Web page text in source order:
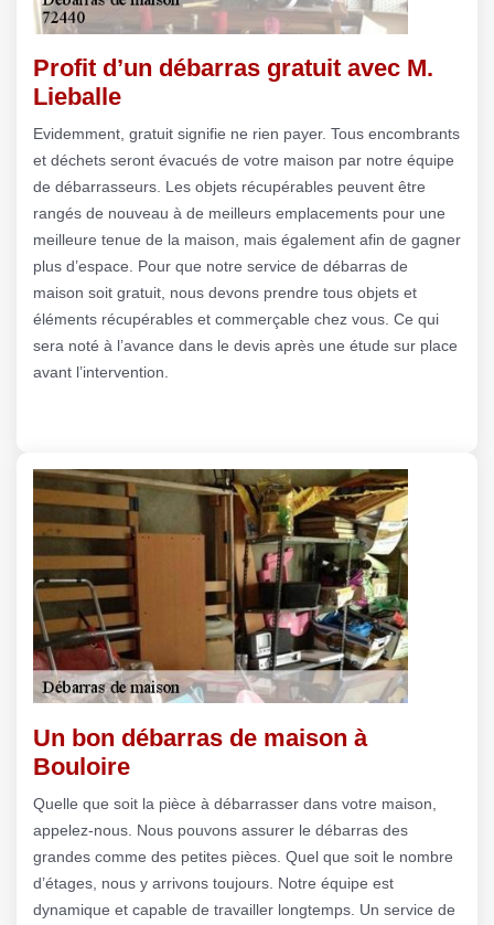
Profit d’un débarras gratuit avec M.
Lieballe
Evidemment, gratuit signifie ne rien payer. Tous encombrants
et déchets seront évacués de votre maison par notre équipe
de débarrasseurs. Les objets récupérables peuvent être
rangés de nouveau à de meilleurs emplacements pour une
meilleure tenue de la maison, mais également afin de gagner
plus d’espace. Pour que notre service de débarras de
maison soit gratuit, nous devons prendre tous objets et
éléments récupérables et commerçable chez vous. Ce qui
sera noté à l’avance dans le devis après une étude sur place
avant l’intervention.
Un bon débarras de maison à
Bouloire
Quelle que soit la pièce à débarrasser dans votre maison,
appelez-nous. Nous pouvons assurer le débarras des
grandes comme des petites pièces. Quel que soit le nombre
d’étages, nous y arrivons toujours. Notre équipe est
dynamique et capable de travailler longtemps. Un service de